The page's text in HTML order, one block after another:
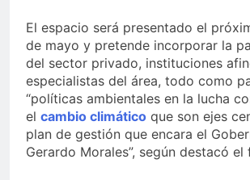
El espacio será presentado el
de mayo y pretende incorporar la
del sector privado, instituciones
especialistas del área, todo como
“políticas ambientales en la lucha
el cambio climático que son ejes
plan de gestión que encara el
Gerardo Morales”, según destacó el